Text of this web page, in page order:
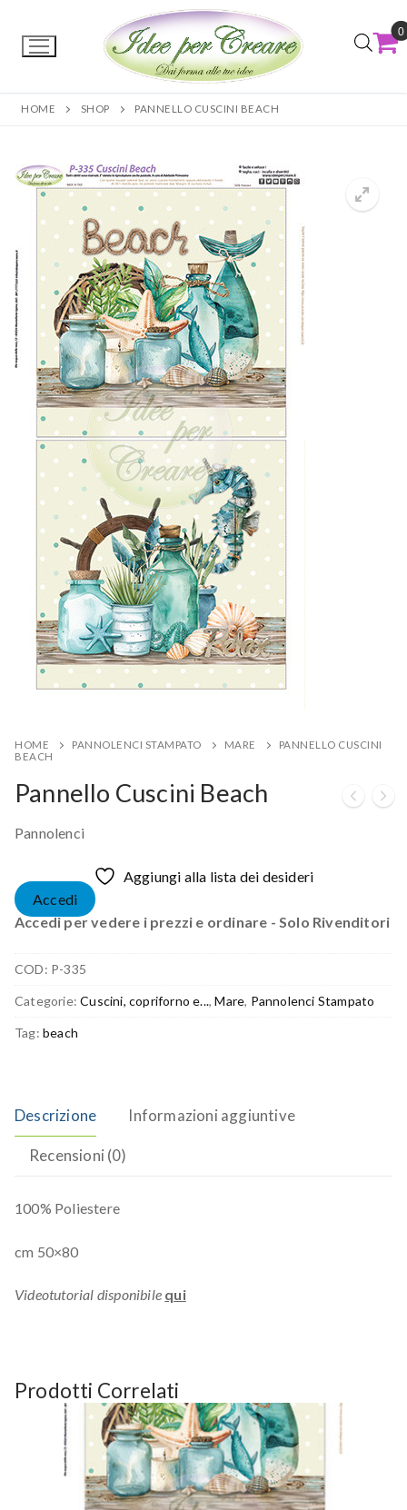
0
HOME SHOP PANNELLO CUSCINI BEACH
HOME PANNOLENCI STAMPATO MARE
PANNELLO CUSCINI
BEACH
Pannello Cuscini Beach
Pannolenci
Aggiungi alla lista dei desideri
Accedi
Accedi per vedere i prezzi e ordinare - Solo Rivenditori
COD: P-335
Categorie:Cuscini, copriforno e...,Mare, Pannolenci Stampato
Tag: beach
Descrizione Informazioni aggiuntive
Recensioni (0)
100% Poliestere
cm 50×80
Videotutorial disponibile qui
Prodotti Correlati